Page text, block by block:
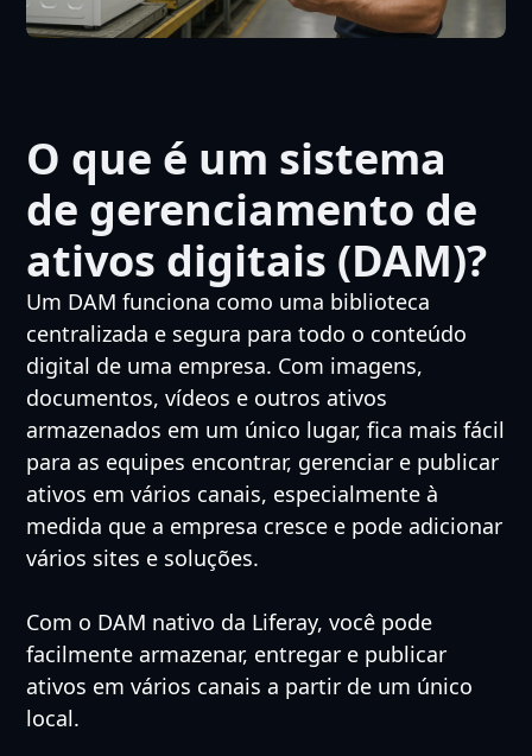
O que é um sistema
de gerenciamento de
ativos digitais (DAM)?
Um DAM funciona como uma biblioteca
centralizada e segura para todo o conteúdo
digital de uma empresa. Com imagens,
documentos, vídeos e outros ativos
armazenados em um único lugar, fica mais fácil
para as equipes encontrar, gerenciar e publicar
ativos em vários canais, especialmente à
medida que a empresa cresce e pode adicionar
vários sites e soluções.
Com o DAM nativo da Liferay, você pode
facilmente armazenar, entregar e publicar
ativos em vários canais a partir de um único
local.